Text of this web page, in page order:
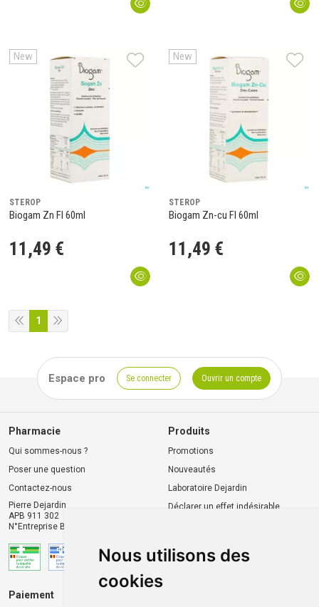
Nous utilisons des
cookies
New
STEROP
Biogam Zn Fl 60ml
11 ,49 €
New
STEROP
Biogam Zn-cu Fl 60ml
11 ,49 €
1
Espace pro Se connecter Ouvrir un compte
Pharmacie
Qui sommes-nous ?
Poser une question
Contactez-nous
Pierre Dejardin
APB 911 302
N°Entreprise BE0446.901.764
Produits
Promotions
Nouveautés
Laboratoire Dejardin
Déclarer un effet indésirable
Paiement